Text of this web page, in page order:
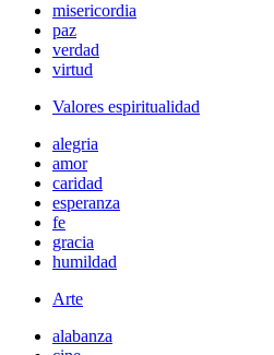
misericordia
paz
verdad
virtud
Valores espiritualidad
alegria
amor
caridad
esperanza
fe
gracia
humildad
Arte
alabanza